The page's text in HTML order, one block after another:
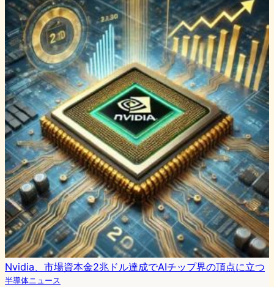
Nvidia、市場資本金2兆ドル達成でAIチップ界の頂点に立つ
半導体ニュース